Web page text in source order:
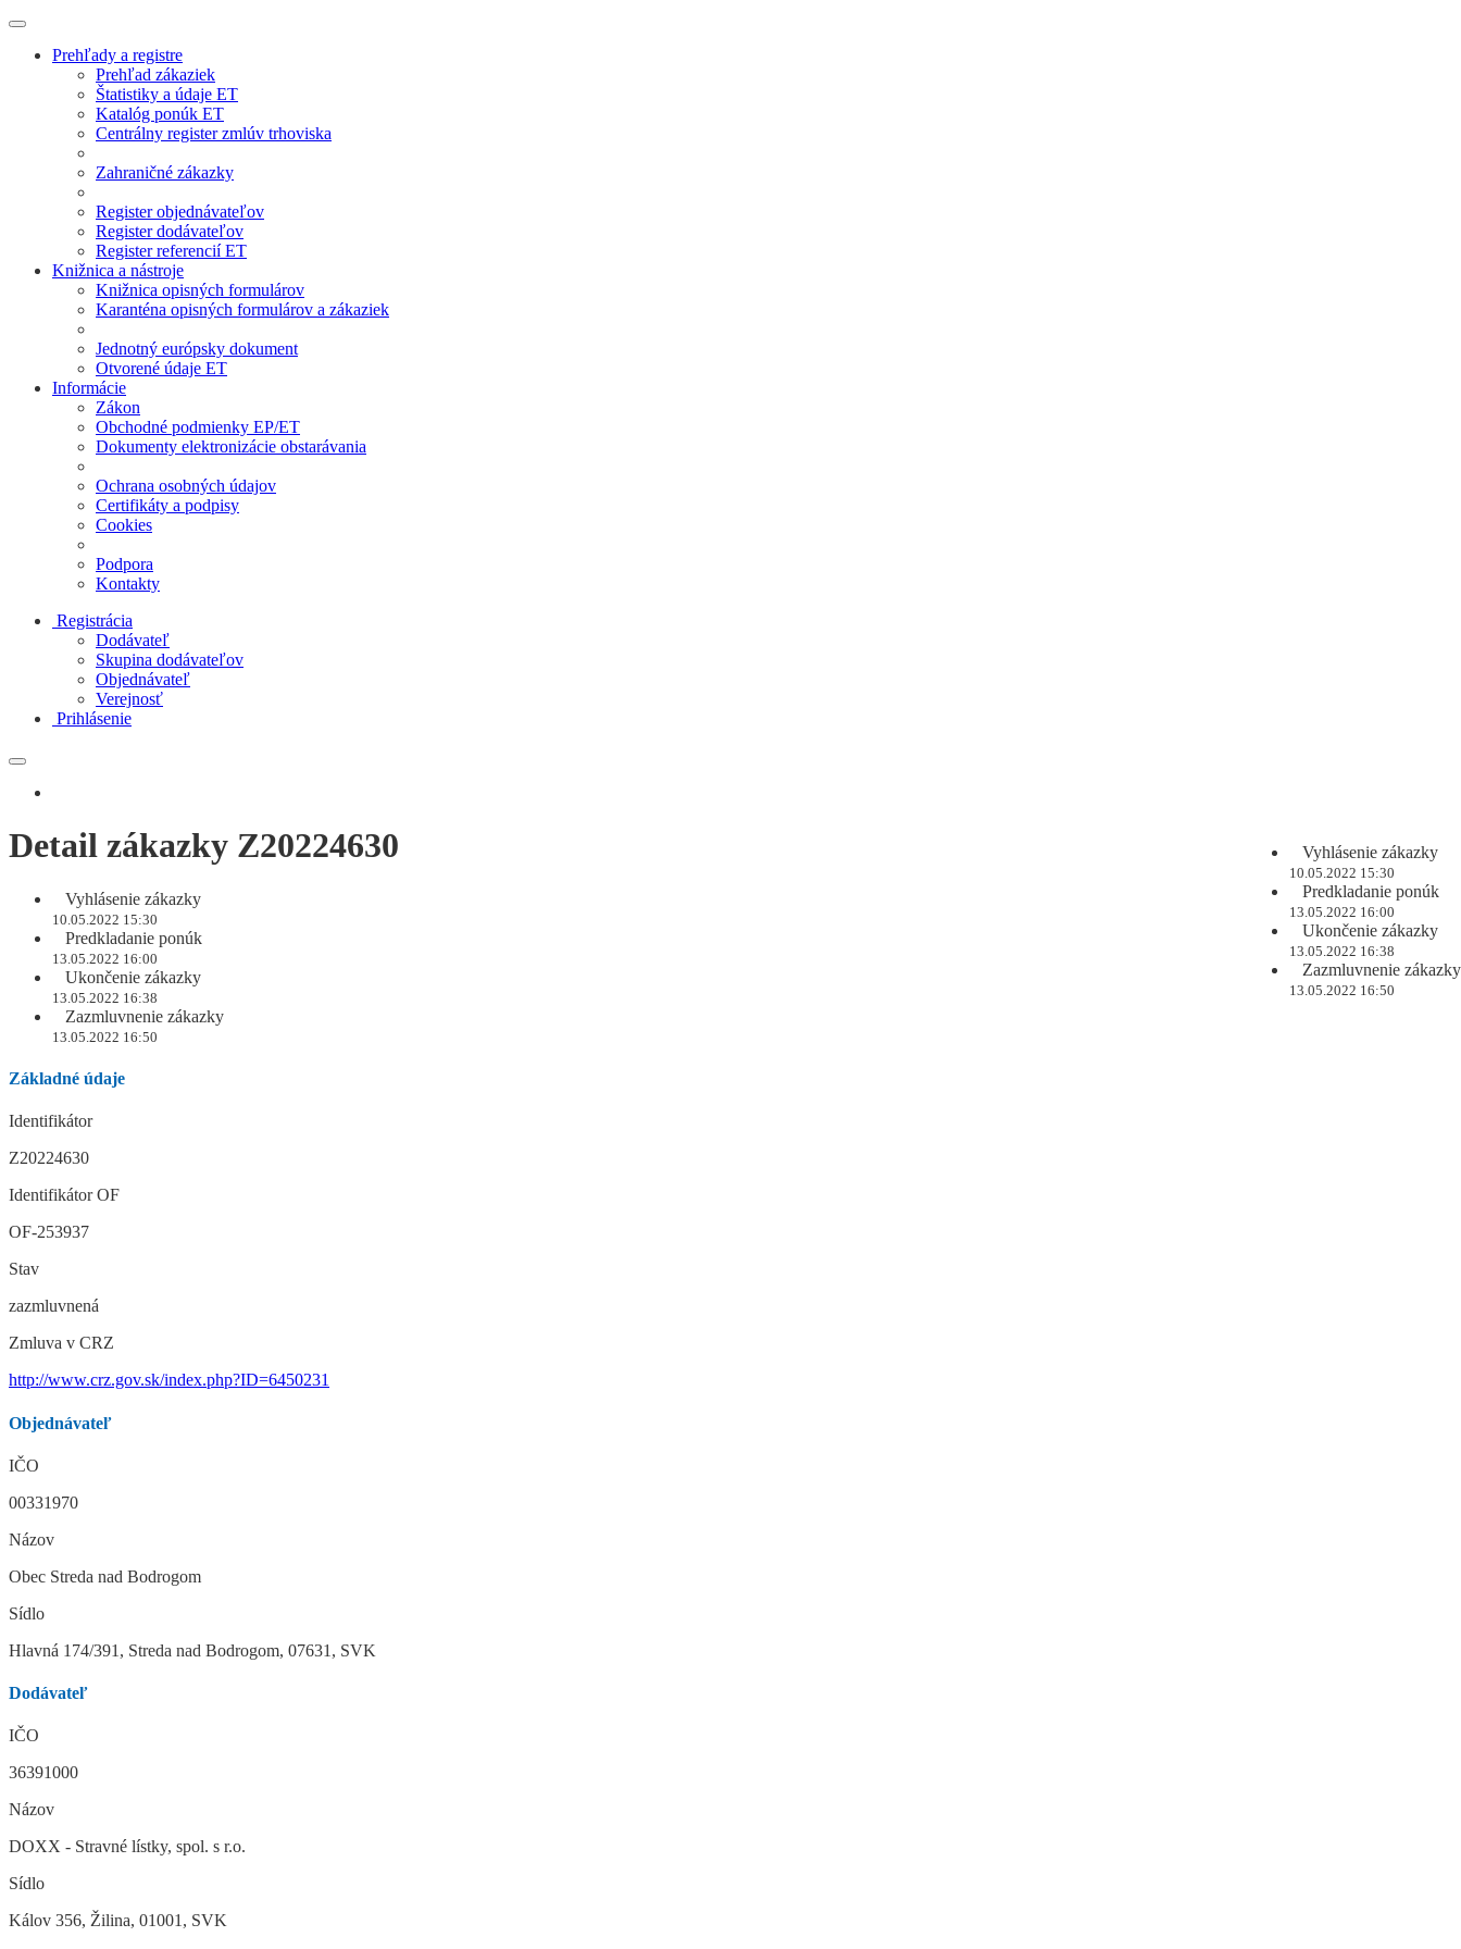
Prehľady a registre
Prehľad zákaziek
Štatistiky a údaje ET
Katalóg ponúk ET
Centrálny register zmlúv trhoviska
Zahraničné zákazky
Register objednávateľov
Register dodávateľov
Register referencií ET
Knižnica a nástroje
Knižnica opisných formulárov
Karanténa opisných formulárov a zákaziek
Jednotný európsky dokument
Otvorené údaje ET
Informácie
Zákon
Obchodné podmienky EP/ET
Dokumenty elektronizácie obstarávania
Ochrana osobných údajov
Certifikáty a podpisy
Cookies
Podpora
Kontakty
Registrácia
Dodávateľ
Skupina dodávateľov
Objednávateľ
Verejnosť
Prihlásenie
Vyhlásenie zákazky
10.05.2022 15:30
Predkladanie ponúk
13.05.2022 16:00
Ukončenie zákazky
13.05.2022 16:38
Zazmluvnenie zákazky
13.05.2022 16:50
Detail zákazky Z20224630
Vyhlásenie zákazky
10.05.2022 15:30
Predkladanie ponúk
13.05.2022 16:00
Ukončenie zákazky
13.05.2022 16:38
Zazmluvnenie zákazky
13.05.2022 16:50
Základné údaje
Identifikátor
Z20224630
Identifikátor OF
OF-253937
Stav
zazmluvnená
Zmluva v CRZ
http://www.crz.gov.sk/index.php?ID=6450231
Objednávateľ
IČO
00331970
Názov
Obec Streda nad Bodrogom
Sídlo
Hlavná 174/391, Streda nad Bodrogom, 07631, SVK
Dodávateľ
IČO
36391000
Názov
DOXX - Stravné lístky, spol. s r.o.
Sídlo
Kálov 356, Žilina, 01001, SVK